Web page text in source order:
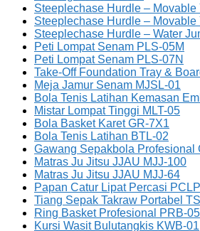
Steeplechase Hurdle – Movable
Steeplechase Hurdle – Movable
Steeplechase Hurdle – Water
Peti Lompat Senam PLS-05M
Peti Lompat Senam PLS-07N
Take-Off Foundation Tray &
Meja Jamur Senam MJSL-01
Bola Tenis Latihan Kemasan
Mistar Lompat Tinggi MLT-05
Bola Basket Karet GR-7X1
Bola Tenis Latihan BTL-02
Gawang Sepakbola Profesional
Matras Ju Jitsu JJAU MJJ-100
Matras Ju Jitsu JJAU MJJ-64
Papan Catur Lipat Percasi
Tiang Sepak Takraw Portabel
Ring Basket Profesional PRB-05
Kursi Wasit Bulutangkis KWB-01